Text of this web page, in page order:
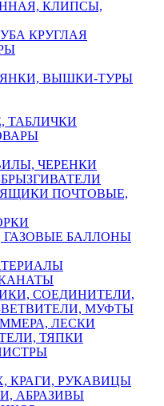
КЛИПСЫ,
КРУГЛАЯ
ВЫШКИ-ТУРЫ
ТАБЛИЧКИ
ЧЕРЕНКИ
ПОЧТОВЫЕ,
ГАЗОВЫЕ БАЛЛОНЫ
СОЕДИНИТЕЛИ,
МУФТЫ
ЛЕСКИ
ТЯПКИ
КРАГИ, РУКАВИЦЫ
АБРАЗИВЫ